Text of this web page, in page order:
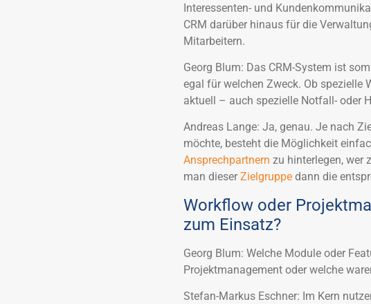
Interessenten- und
CRM darüber hinaus für die
Mitarbeitern.
Georg Blum: Das CRM-System ist
egal für welchen Zweck. Ob spezielle
aktuell – auch spezielle Notfall- oder
Andreas Lange: Ja, genau. Je nach
möchte, besteht die Möglichkeit
Ansprechpartnern zu hinterlegen, wer
man dieser Zielgruppedann die
Workflow oder
zum Einsatz?
Georg Blum: Welche Module oder
Projektmanagement oder welche
Stefan-Markus Eschner: Im Kern